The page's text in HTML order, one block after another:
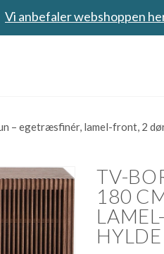
Vi anbefaler webshoppen
– egetræsfinér, lamel-front, 2
TV-
180